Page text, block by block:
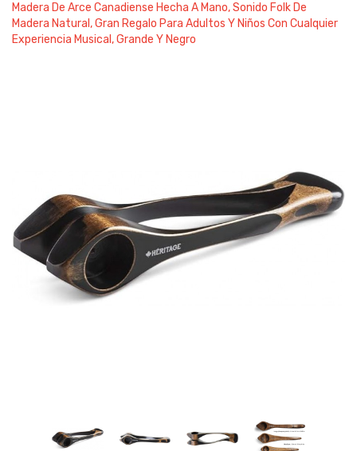
Madera De Arce Canadiense Hecha A Mano, Sonido Folk De
Madera Natural, Gran Regalo Para Adultos Y Niños Con Cualquier
Experiencia Musical, Grande Y Negro